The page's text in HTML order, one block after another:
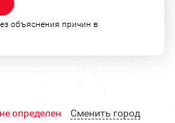
объяснения причин в
не определен Cменить город